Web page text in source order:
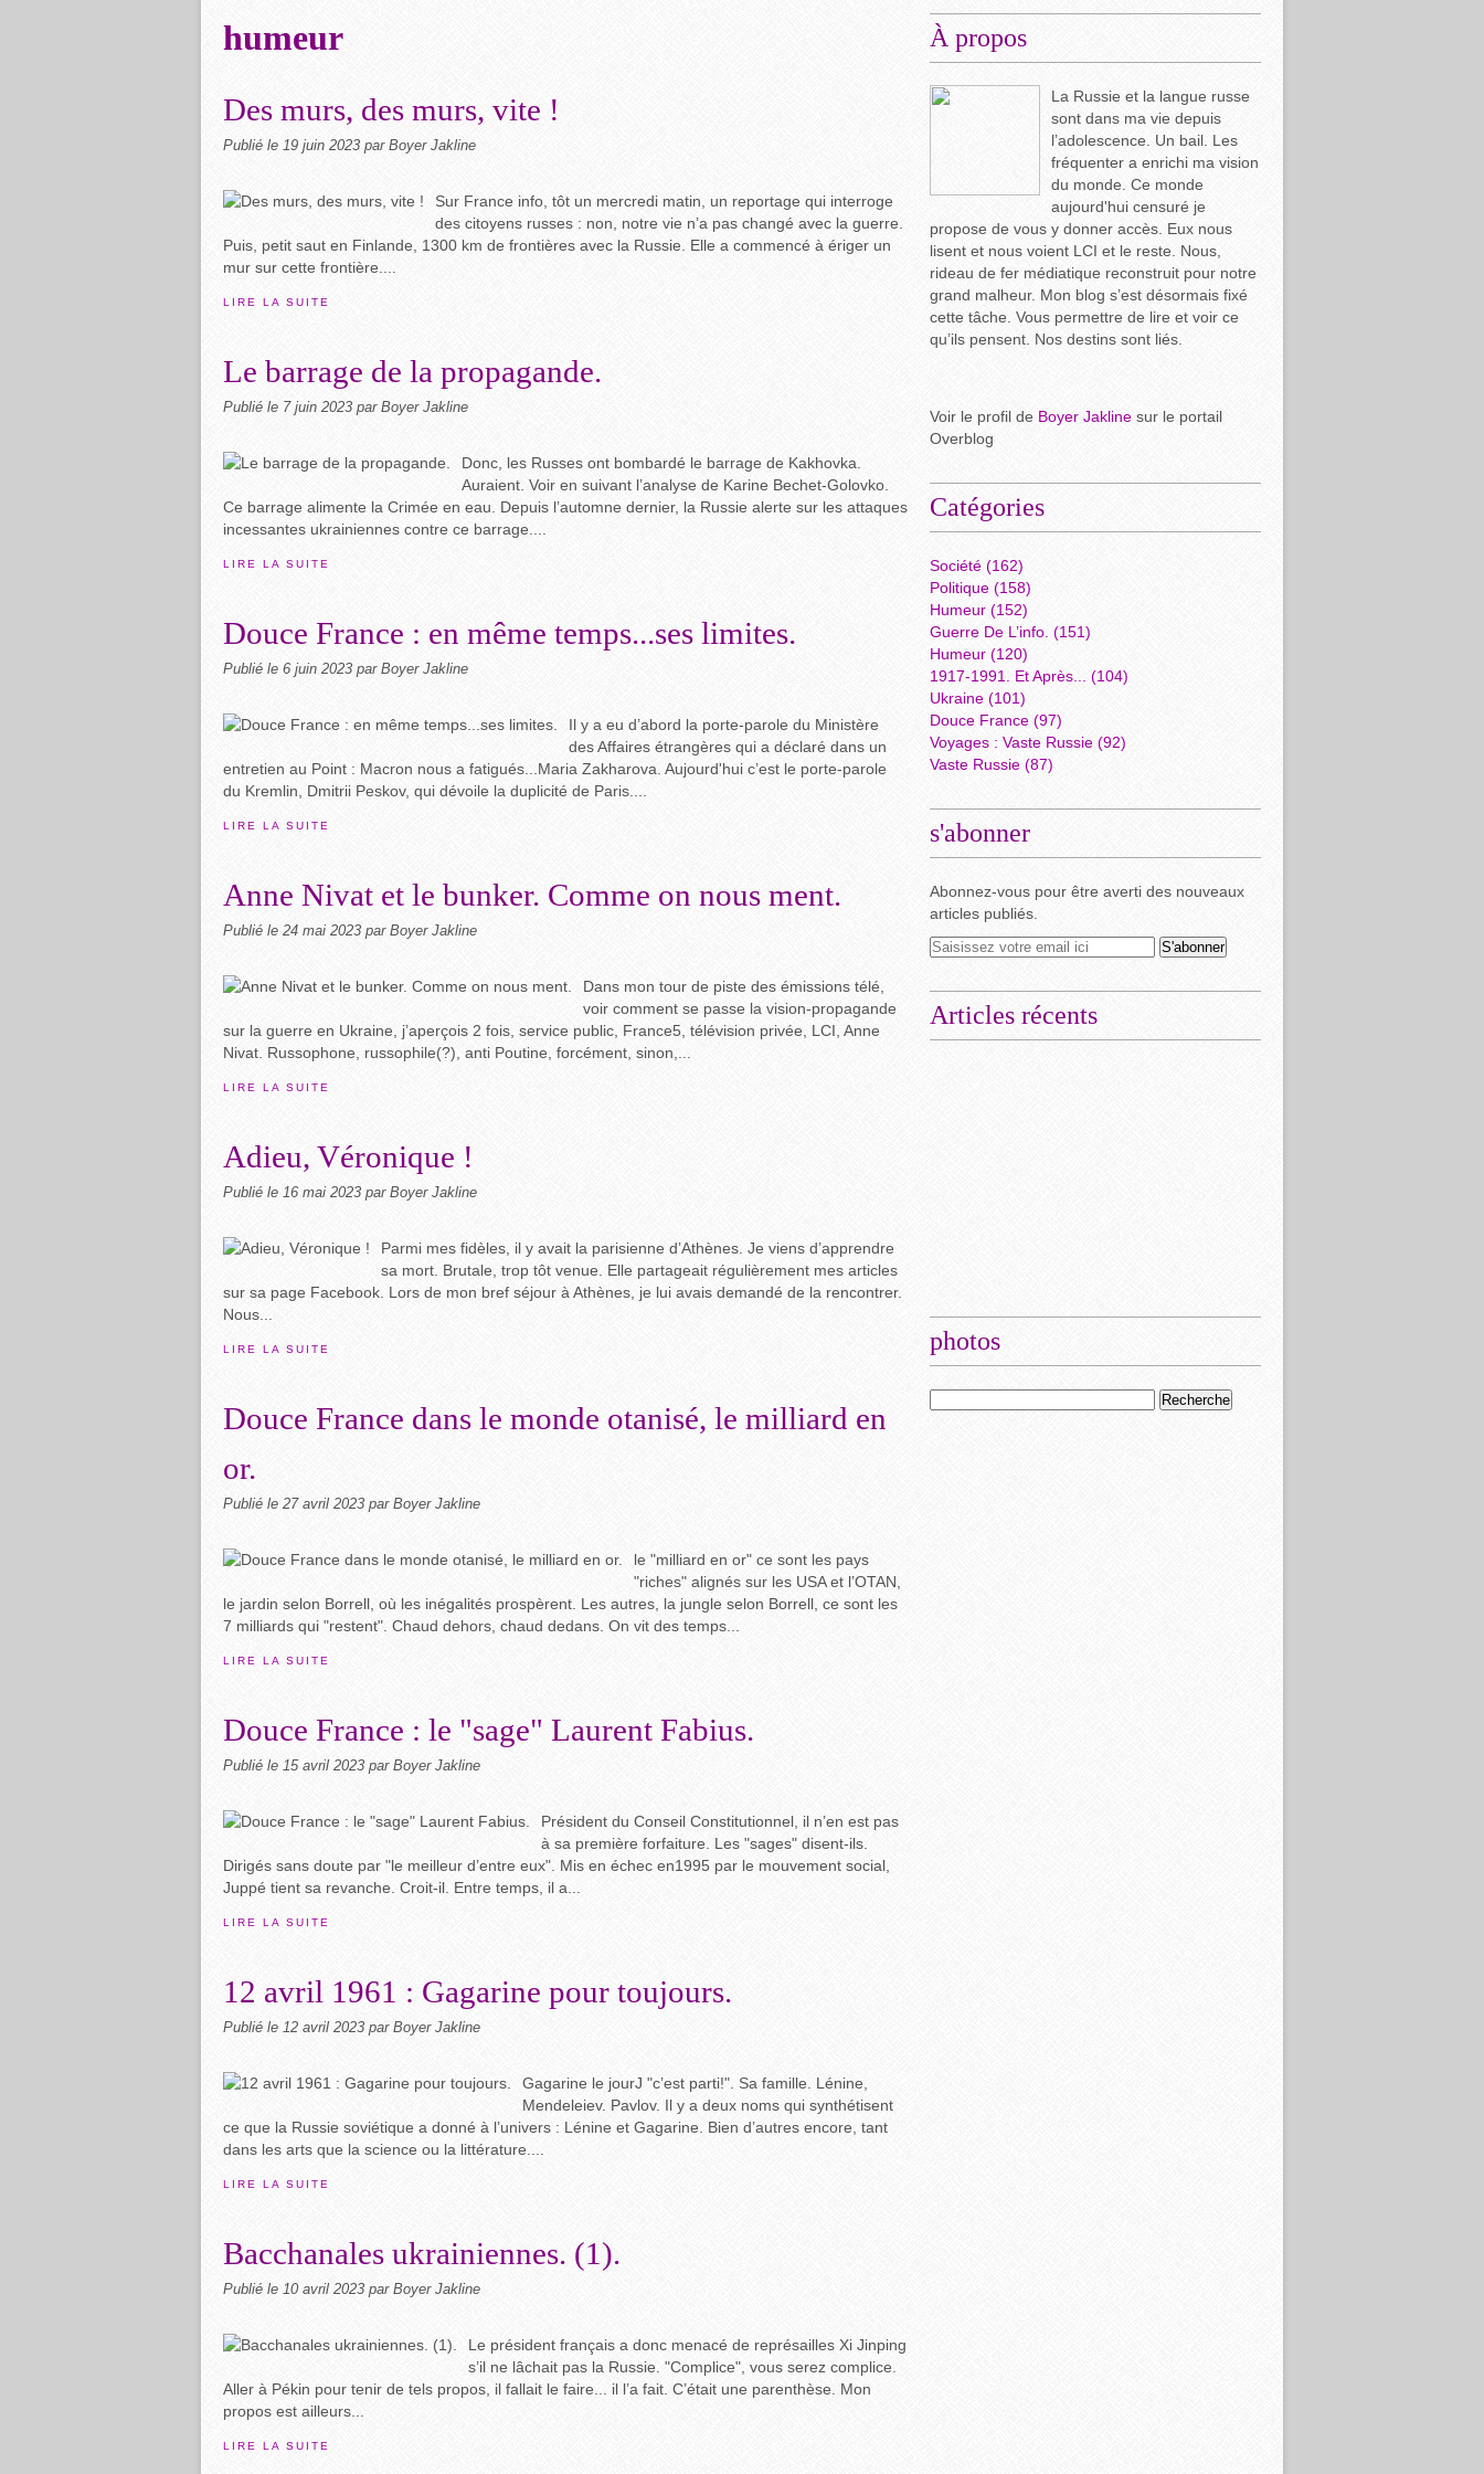
humeur
Des murs, des murs, vite !
Publié le 19 juin 2023 par Boyer Jakline
Sur France info, tôt un mercredi matin, un reportage qui interroge
des citoyens russes : non, notre vie n’a pas changé avec la guerre.
Puis, petit saut en Finlande, 1300 km de frontières avec la Russie. Elle a commencé à ériger un
mur sur cette frontière....
LIRE LA SUITE
Le barrage de la propagande.
Publié le 7 juin 2023 par Boyer Jakline
Donc, les Russes ont bombardé le barrage de Kakhovka.
Auraient. Voir en suivant l’analyse de Karine Bechet-Golovko.
Ce barrage alimente la Crimée en eau. Depuis l’automne dernier, la Russie alerte sur les attaques
incessantes ukrainiennes contre ce barrage....
LIRE LA SUITE
Douce France : en même temps...ses limites.
Publié le 6 juin 2023 par Boyer Jakline
Il y a eu d’abord la porte-parole du Ministère
des Affaires étrangères qui a déclaré dans un
entretien au Point : Macron nous a fatigués...Maria Zakharova. Aujourd'hui c’est le porte-parole
du Kremlin, Dmitrii Peskov, qui dévoile la duplicité de Paris....
LIRE LA SUITE
Anne Nivat et le bunker. Comme on nous ment.
Publié le 24 mai 2023 par Boyer Jakline
Dans mon tour de piste des émissions télé,
voir comment se passe la vision-propagande
sur la guerre en Ukraine, j’aperçois 2 fois, service public, France5, télévision privée, LCI, Anne
Nivat. Russophone, russophile(?), anti Poutine, forcément, sinon,...
LIRE LA SUITE
Adieu, Véronique !
Publié le 16 mai 2023 par Boyer Jakline
Parmi mes fidèles, il y avait la parisienne d’Athènes. Je viens d’apprendre
sa mort. Brutale, trop tôt venue. Elle partageait régulièrement mes articles
sur sa page Facebook. Lors de mon bref séjour à Athènes, je lui avais demandé de la rencontrer.
Nous...
LIRE LA SUITE
Douce France dans le monde otanisé, le milliard en
or.
Publié le 27 avril 2023 par Boyer Jakline
le "milliard en or" ce sont les pays
"riches" alignés sur les USA et l’OTAN,
le jardin selon Borrell, où les inégalités prospèrent. Les autres, la jungle selon Borrell, ce sont les
7 milliards qui "restent". Chaud dehors, chaud dedans. On vit des temps...
LIRE LA SUITE
Douce France : le "sage" Laurent Fabius.
Publié le 15 avril 2023 par Boyer Jakline
Président du Conseil Constitutionnel, il n’en est pas
à sa première forfaiture. Les "sages" disent-ils.
Dirigés sans doute par "le meilleur d’entre eux". Mis en échec en1995 par le mouvement social,
Juppé tient sa revanche. Croit-il. Entre temps, il a...
LIRE LA SUITE
12 avril 1961 : Gagarine pour toujours.
Publié le 12 avril 2023 par Boyer Jakline
Gagarine le jourJ "c’est parti!". Sa famille. Lénine,
Mendeleiev. Pavlov. Il y a deux noms qui synthétisent
ce que la Russie soviétique a donné à l’univers : Lénine et Gagarine. Bien d’autres encore, tant
dans les arts que la science ou la littérature....
LIRE LA SUITE
Bacchanales ukrainiennes. (1).
Publié le 10 avril 2023 par Boyer Jakline
Le président français a donc menacé de représailles Xi Jinping
s’il ne lâchait pas la Russie. "Complice", vous serez complice.
Aller à Pékin pour tenir de tels propos, il fallait le faire... il l’a fait. C’était une parenthèse. Mon
propos est ailleurs...
LIRE LA SUITE
À propos
La Russie et la langue russe
sont dans ma vie depuis
l’adolescence. Un bail. Les
fréquenter a enrichi ma vision
du monde. Ce monde
aujourd'hui censuré je
propose de vous y donner accès. Eux nous
lisent et nous voient LCI et le reste. Nous,
rideau de fer médiatique reconstruit pour notre
grand malheur. Mon blog s’est désormais fixé
cette tâche. Vous permettre de lire et voir ce
qu’ils pensent. Nos destins sont liés.
Voir le profil de Boyer Jakline sur le portail
Overblog
Catégories
Société (162)
Politique (158)
Humeur (152)
Guerre De L’info. (151)
Humeur (120)
1917-1991. Et Après...
(104)
Ukraine (101)
Douce France (97)
Voyages : Vaste Russie (92)
Vaste Russie (87)
s'abonner
Abonnez-vous pour être averti des nouveaux
articles publiés.
Articles récents
photos